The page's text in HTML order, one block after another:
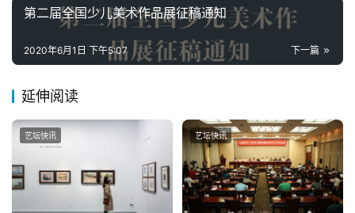
第二届全国少儿美术作品展征稿通知
下一篇
2020年6月1日 下午5:07
延伸阅读
艺坛快讯 艺坛快讯